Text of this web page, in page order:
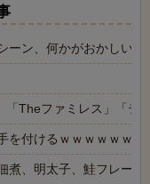
ーン、何かがおかしいｗ
「Theファミレス」「テ
を付けるｗｗｗｗｗｗ
煮、明太子、鮭フレー